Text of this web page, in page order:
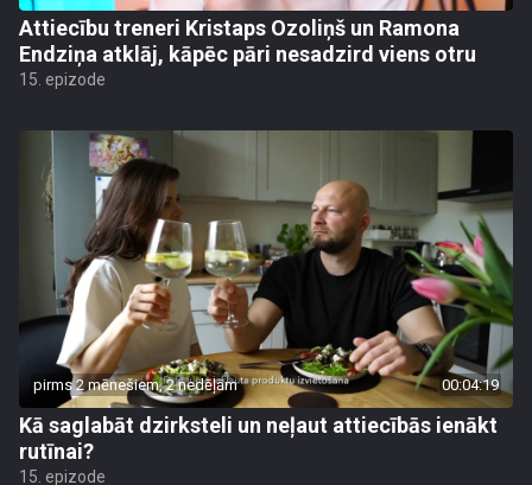
Attiecību treneri Kristaps Ozoliņš un Ramona
Endziņa atklāj, kāpēc pāri nesadzird viens otru
15. epizode
pirms 2 mēnešiem, 2 nedēļām 00:04:19
Kā saglabāt dzirksteli un neļaut attiecībās ienākt
rutīnai?
15. epizode